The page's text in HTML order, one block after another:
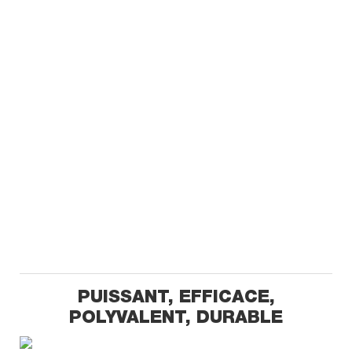
PUISSANT, EFFICACE,
POLYVALENT, DURABLE